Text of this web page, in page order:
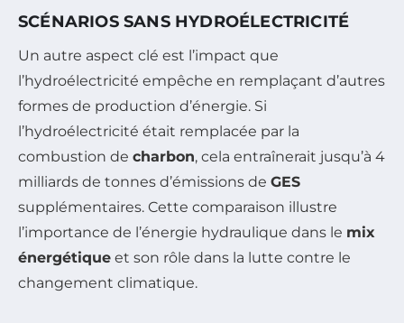
SCÉNARIOS SANS HYDROÉLECTRICITÉ
Un autre aspect clé est l’impact que
l’hydroélectricité empêche en remplaçant d’autres
formes de production d’énergie. Si
l’hydroélectricité était remplacée par la
combustion de charbon, cela entraînerait jusqu’à 4
milliards de tonnes d’émissions de GES
supplémentaires. Cette comparaison illustre
l’importance de l’énergie hydraulique dans le mix
énergétique et son rôle dans la lutte contre le
changement climatique.